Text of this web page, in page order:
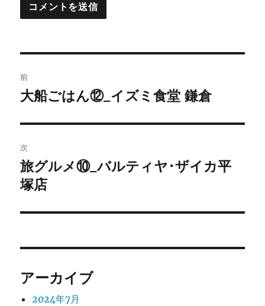
稿
ビ
ゲ
ー
シ
前
前
投
稿:
大船ごはん⑫_イズミ食堂 鎌倉
次
次
の
稿:
旅グルメ⑩_バルティヤ･ザイカ平
塚店
アーカイブ
2024年7月